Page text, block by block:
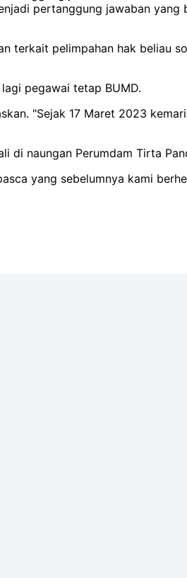
pertanggung jawaban yang
terkait pelimpahan hak beliau
pegawai tetap BUMD.
"Sejak 17 Maret 2023
di naungan Perumdam Tirta
yang sebelumnya kami